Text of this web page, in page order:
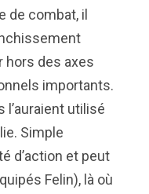
de combat, il
hors des axes
importants.
utilisé
Simple
d’action et peut
Felin), là où